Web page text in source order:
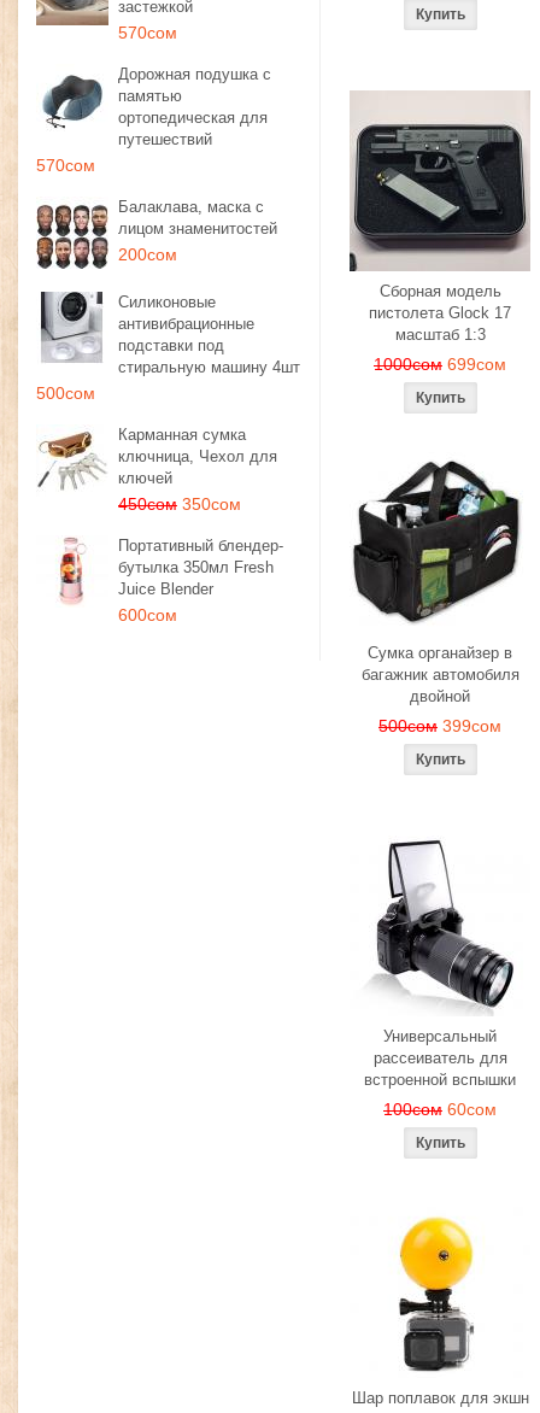
застежкой
570сом
Дорожная подушка с
памятью
ортопедическая для
путешествий
570сом
Балаклава, маска с
лицом знаменитостей
200сом
Силиконовые
антивибрационные
подставки под
стиральную машину 4шт
500сом
Карманная сумка
ключница, Чехол для
ключей
450сом 350сом
Портативный блендер-
бутылка 350мл Fresh
Juice Blender
600сом
Сборная модель
пистолета Glock 17
масштаб 1:3
1000сом 699сом
Сумка органайзер в
багажник автомобиля
двойной
500сом 399сом
Универсальный
рассеиватель для
встроенной вспышки
100сом 60сом
Шар поплавок для экшн